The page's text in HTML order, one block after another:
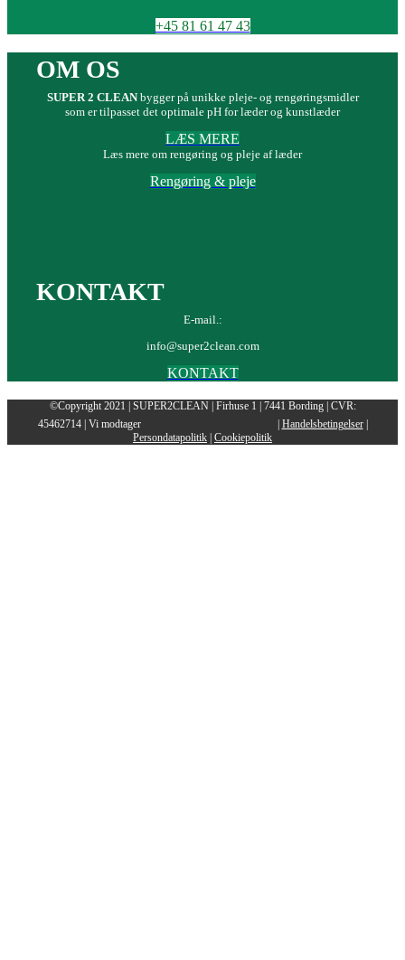
+45 81 61 47 43
OM OS
SUPER 2 CLEANbygger på unikke pleje- og rengøringsmidler
som er tilpasset det optimale pH for læder og kunstlæder
LÆS MERE
Læs mere om rengøring og pleje af læder
Rengøring & pleje
KONTAKT
E-mail.:
info@super2clean.com
KONTAKT
©Copyright 2021 | SUPER2CLEAN | Firhuse 1 | 7441 Bording | CVR:
45462714 | Vi modtager
| Handelsbetingelser|
Persondatapolitik | Cookiepolitik